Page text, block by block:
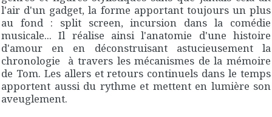
l'air d'un gadget, la forme apportant toujours un plus
au fond : split screen, incursion dans la comédie
musicale... Il réalise ainsi l'anatomie d'une histoire
d'amour en en déconstruisant astucieusement la
chronologie à travers les mécanismes de la mémoire
de Tom. Les allers et retours continuels dans le temps
apportent aussi du rythme et mettent en lumière son
aveuglement.